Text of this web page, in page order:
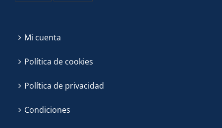
Mi cuenta
Política de cookies
Política de privacidad
Condiciones